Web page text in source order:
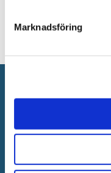
Marknadsföring
Anmäl